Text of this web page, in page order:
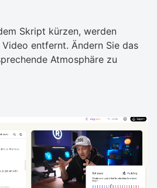
Skript kürzen, werden
entfernt. Ändern Sie das
Atmosphäre zu